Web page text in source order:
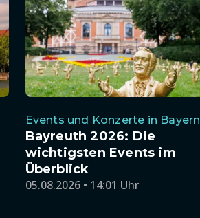
Events und Konzerte in Bayern
Bayreuth 2026: Die
wichtigsten Events im
Überblick
05.08.2026 • 14:01 Uhr